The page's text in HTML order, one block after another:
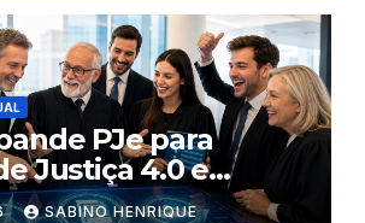
PJe para
Justiça 4.0 e
criminal
SABINO HENRIQUE